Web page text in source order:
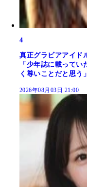
4
真正グラビアアイド
「少年誌に載って
く尊いことだと思う」
2026年08月03日 21:00